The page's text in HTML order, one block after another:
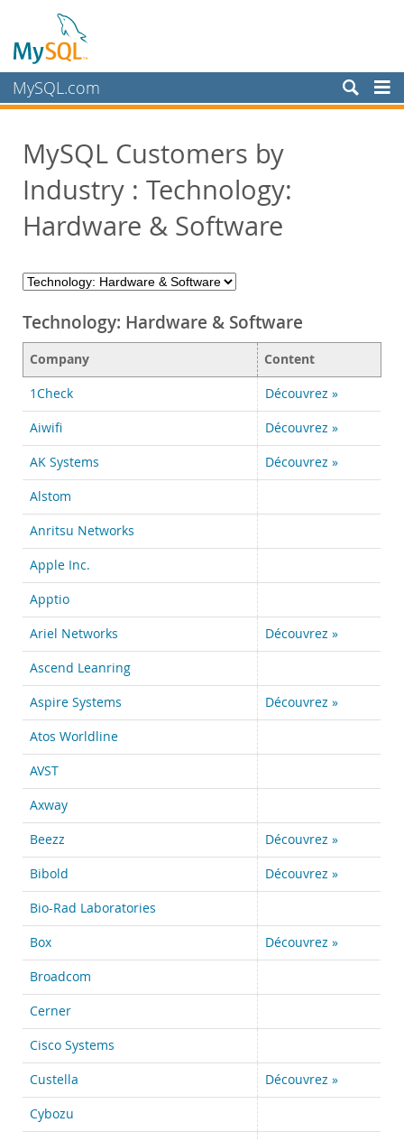
MySQL.com
Services
Partenaires
Clients
Case Studies
View By:
Industry
Country
Pourquoi MySQL?
Acheter
Téléchargements
Documentation
Zone Développeurs
MySQL Customers by
Industry : Technology:
Hardware & Software
Technology: Hardware & Software
Company Content
1Check Découvrez »
Aiwifi Découvrez »
AK Systems Découvrez »
Alstom
Anritsu Networks
Apple Inc.
Apptio
Ariel Networks Découvrez »
Ascend Leanring
Aspire Systems Découvrez »
Atos Worldline
AVST
Axway
Beezz Découvrez »
Bibold Découvrez »
Bio-Rad Laboratories
Box Découvrez »
Broadcom
Cerner
Cisco Systems
Custella Découvrez »
Cybozu